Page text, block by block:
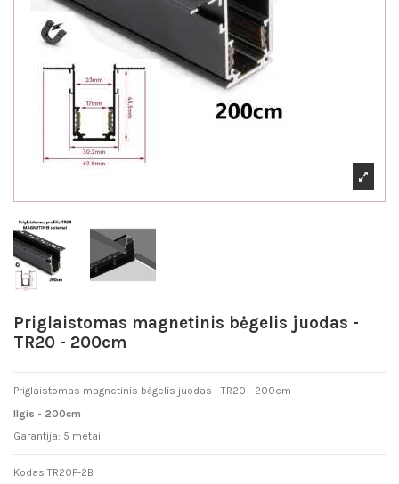
Priglaistomas magnetinis bėgelis juodas -
TR20 - 200cm
Priglaistomas magnetinis bėgelis juodas - TR20 - 200cm
Ilgis - 200cm
Garantija: 5 metai
Kodas TR20P-2B